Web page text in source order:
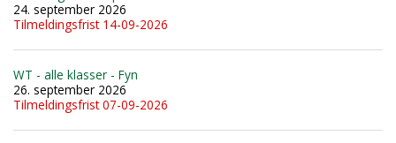
24. september 2026
Tilmeldingsfrist 14-09-2026
WT - alle klasser - Fyn
26. september 2026
Tilmeldingsfrist 07-09-2026